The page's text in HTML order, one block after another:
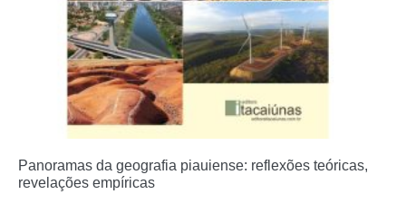
Panoramas da geografia piauiense: reflexões teóricas,
revelações empíricas